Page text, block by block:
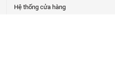
Hệ thống cửa hàng
ĐẶT HÀNG